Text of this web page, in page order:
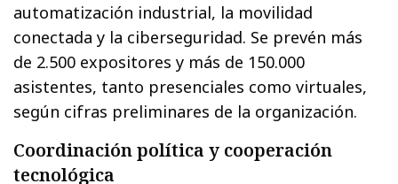
automatización industrial, la movilidad
conectada y la ciberseguridad. Se prevén más
de 2.500 expositores y más de 150.000
asistentes, tanto presenciales como virtuales,
según cifras preliminares de la organización.
Coordinación política y cooperación
tecnológica